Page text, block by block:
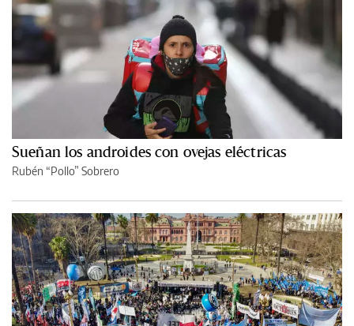
Sueñan los androides con ovejas eléctricas
Rubén “Pollo” Sobrero